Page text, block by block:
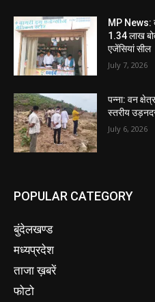
MP News:
1.34 लाख
एजेंसियां सील
July 7, 2026
पन्ना: वन
स्तरीय
July 6, 2026
POPULAR CATEGORY
बुंदेलखण्ड
मध्यप्रदेश
ताजा ख़बरें
फोटो